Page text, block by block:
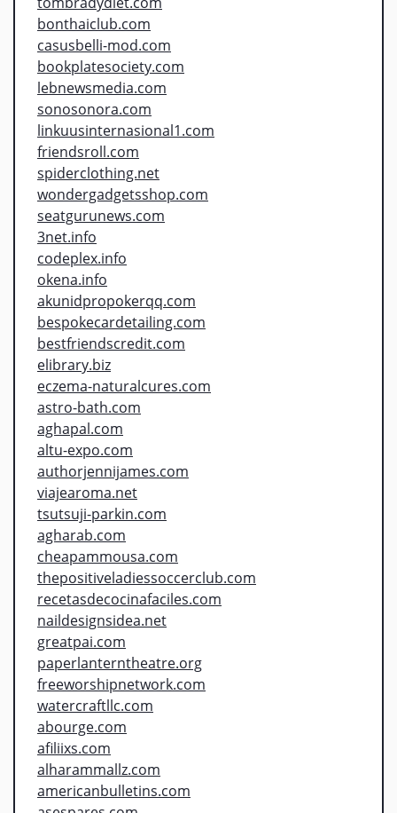
bonthaiclub.com
casusbelli-mod.com
bookplatesociety.com
lebnewsmedia.com
sonosonora.com
linkuusinternasional1.com
friendsroll.com
spiderclothing.net
wondergadgetsshop.com
seatgurunews.com
3net.info
codeplex.info
okena.info
akunidpropokerqq.com
bespokecardetailing.com
bestfriendscredit.com
elibrary.biz
eczema-naturalcures.com
astro-bath.com
aghapal.com
altu-expo.com
authorjennijames.com
viajearoma.net
tsutsuji-parkin.com
agharab.com
cheapammousa.com
thepositiveladiessoccerclub.com
recetasdecocinafaciles.com
naildesignsidea.net
greatpai.com
paperlanterntheatre.org
freeworshipnetwork.com
watercraftllc.com
abourge.com
afiliixs.com
alharammallz.com
americanbulletins.com